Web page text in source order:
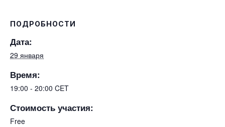
ПОДРОБНОСТИ
Дата:
29 января
Время:
19:00 - 20:00 CET
Стоимость участия:
Free